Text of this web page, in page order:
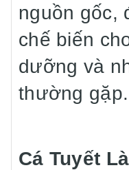
nguồn gốc,
chế biến
dưỡng và
thường gặp.
Cá Tuyết